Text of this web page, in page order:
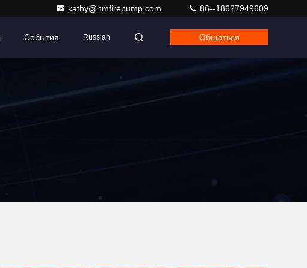
kathy@nmfirepump.com 86--18627949609
События Russian Общаться